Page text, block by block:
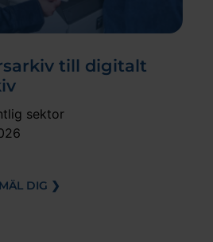
till digitalt
sektor
DIG ❯